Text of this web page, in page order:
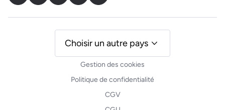
Gestion des cookies
Politique de confidentialité
CGV
Choisir un autre pays